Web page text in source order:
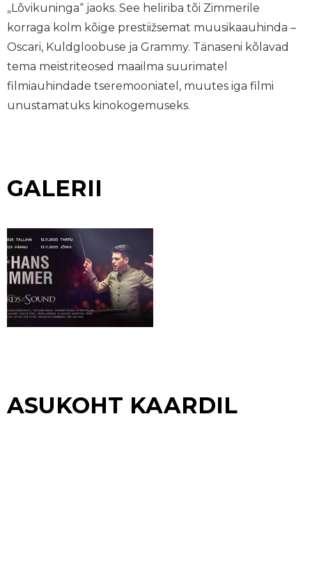
„Lõvikuninga“ jaoks. See heliriba tõi Zimmerile
korraga kolm kõige prestiižsemat muusikaauhinda –
Oscari, Kuldgloobuse ja Grammy. Tänaseni kõlavad
tema meistriteosed maailma suurimatel
filmiauhindade tseremooniatel, muutes iga filmi
unustamatuks kinokogemuseks.
GALERII
ASUKOHT KAARDIL